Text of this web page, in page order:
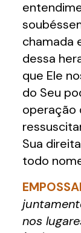
chamada
dessa
que Ele
do Seu
operação
Sua
todo
nos